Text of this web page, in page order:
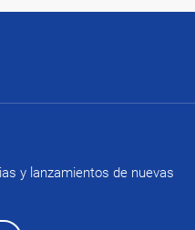
y lanzamientos de nuevas